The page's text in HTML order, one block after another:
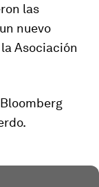
las
nuevo
Asociación